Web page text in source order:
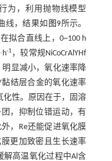
为，利用抛物线模型
线，结果如 图9所示。
拟合直线上，0~100 h
∙h-1 ，较常规NiCoCrAlYHf
明显减小，氧化速率降
黏结层合金的氧化速率
化性。原因在于，固溶
，抑制位错运动，有
外，Re还能促进氧化膜
膜更加致密且生长速率
解高温氧化过程中Al含